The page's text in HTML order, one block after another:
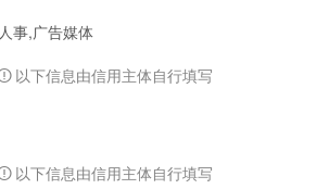
事,广告媒体
以下信息由信用主体自行填写
以下信息由信用主体自行填写